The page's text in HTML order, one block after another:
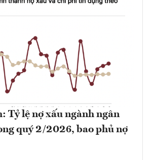
Tỷ lệ nợ xấu ngành ngân
quý 2/2026, bao phủ nợ